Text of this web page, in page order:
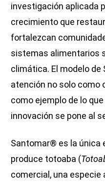
investigación aplicada
crecimiento que
fortalezcan
sistemas alimentarios
climática. El modelo
atención no solo como
como ejemplo de lo
innovación se pone al
Santomar® es la única
produce totoaba (
comercial, una